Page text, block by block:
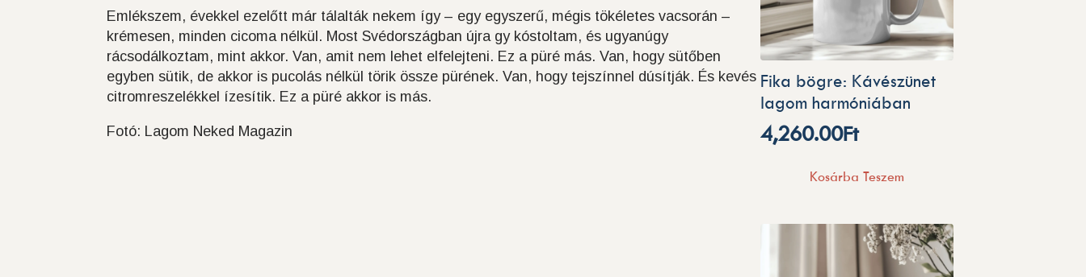
Emlékszem, évekkel ezelőtt már tálalták nekem így – egy egyszerű, mégis tökéletes vacsorán –
krémesen, minden cicoma nélkül. Most Svédországban újra gy kóstoltam, és ugyanúgy
rácsodálkoztam, mint akkor. Van, amit nem lehet elfelejteni. Ez a püré más. Van, hogy sütőben
egyben sütik, de akkor is pucolás nélkül törik össze pürének. Van, hogy tejszínnel dúsítják. És kevés
citromreszelékkel ízesítik. Ez a püré akkor is más.
Fotó: Lagom Neked Magazin
Fika bögre: Kávészünet
lagom harmóniában
4,260.00Ft
Kosárba Teszem